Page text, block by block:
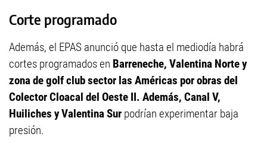
Corte programado
Además, el EPAS anunció que hasta el mediodía habrá
cortes programados en Barreneche, Valentina Norte y
zona de golf club sector las Américas por obras del
Colector Cloacal del Oeste II. Además, Canal V,
Huiliches y Valentina Sur podrían experimentar baja
presión.